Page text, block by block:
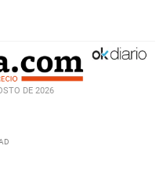
DE 2026